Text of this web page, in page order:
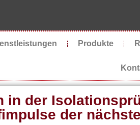
Produkte
in der
der